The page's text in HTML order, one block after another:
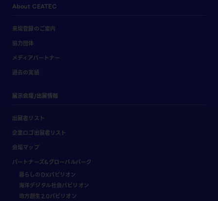
About CEATEC
来場登録のご案内
協力団体
メディアパートナー
過去の実績
展示会場/出展情報
出展者リスト
企業ロゴ出展者リスト
会場マップ
パートナーズ&グローバルパーク
暮らしのDXパビリオン
海洋デジタル社会パビリオン
地方創生2.0パビリオン